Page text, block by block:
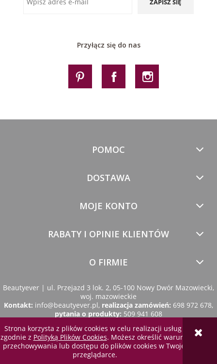
Strona korzysta z plików cookies w celu realizacji usług i
zgodnie z Polityką Plików Cookies. Możesz określić warunki
przechowywania lub dostępu do plików cookies w Twojej
przeglądarce.
ZAPISZ SIĘ
Przyłącz się do nas
POMOC
DOSTAWA
MOJE KONTO
RABATY I OPINIE KLIENTÓW
O FIRMIE
Beautyever | ul. Przejazd 3 lok. 2, 05-100 Nowy Dwór Mazowiecki,
woj. mazowieckie
Kontakt: info@beautyever.pl, realizacja zamówień: 698 972 678,
pytania o produkty: 509 941 608
pokaż pełną wersję strony
Sklep internetowy Shoper.pl